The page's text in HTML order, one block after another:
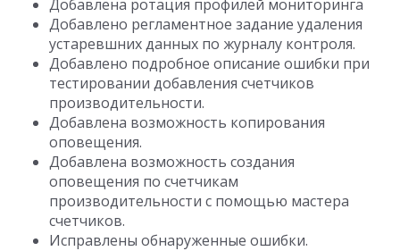
Добавлена ротация профилей мониторинга
Добавлено регламентное задание удаления
устаревшних данных по журналу контроля.
Добавлено подробное описание ошибки при
тестировании добавления счетчиков
производительности.
Добавлена возможность копирования
оповещения.
Добавлена возможность создания
оповещения по счетчикам
производительности с помощью мастера
счетчиков.
Исправлены обнаруженные ошибки.